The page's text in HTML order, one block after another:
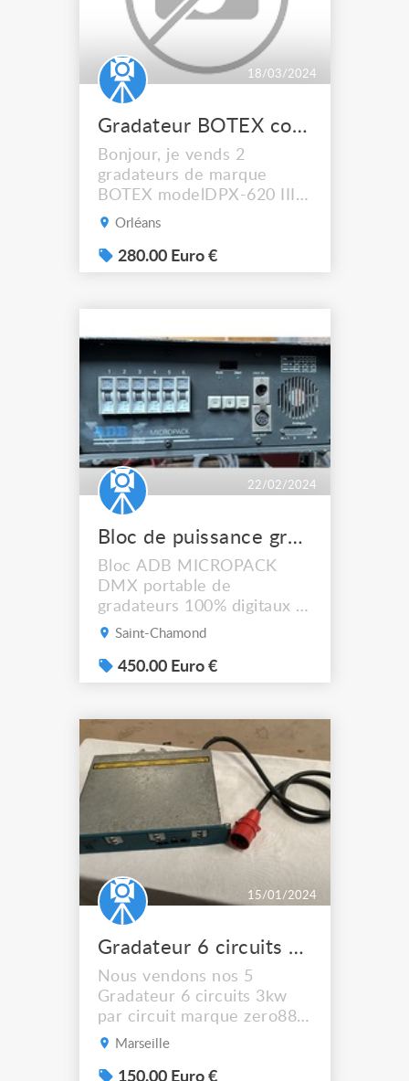
18/03/2024
Gradateur BOTEX comme neuf
Bonjour, je vends 2
gradateurs de marque
BOTEX modelDPX-620 III.
Ils ont une puissance de
thomann 368€ l'unité,
vendu 280€ ou 500€ les
Orléans
280.00 Euro €
22/02/2024
Bloc de puissance gradateurs 100 digitaux ADB MICROPACK 6 x 23 kW
Bloc ADB MICROPACK
DMX portable de
gradateurs 100% digitaux 6
x 2,3 kW Appareil très
l'éclairage scénique
Protection par disjoncteurs
opérationnelles : • clavier à
3 touches, affichage 4
caractères et menu
convivial pour un accès aisé
à toutes les fonctions des ...
Saint-Chamond
450.00 Euro €
15/01/2024
Gradateur 6 circuits ZERO88 DMX 512
Nous vendons nos 5
Gradateur 6 circuits 3kw
par circuit marque zero88
RACK 6 DMX 512 Prix
x5 A récupérer sur place
Marseille